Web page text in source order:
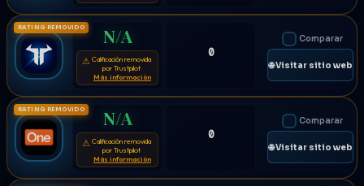
RATING REMOVIDO N/A
⚠ Calificación removida
por Trustpilot
Más información
0
Comparar
🌐 Visitar sitio web
RATING REMOVIDO N/A
⚠ Calificación removida
por Trustpilot
Más información
0
Comparar
🌐 Visitar sitio web